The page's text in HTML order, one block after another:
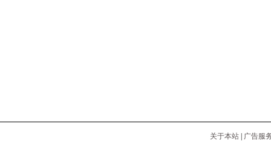
关于本站
广告服